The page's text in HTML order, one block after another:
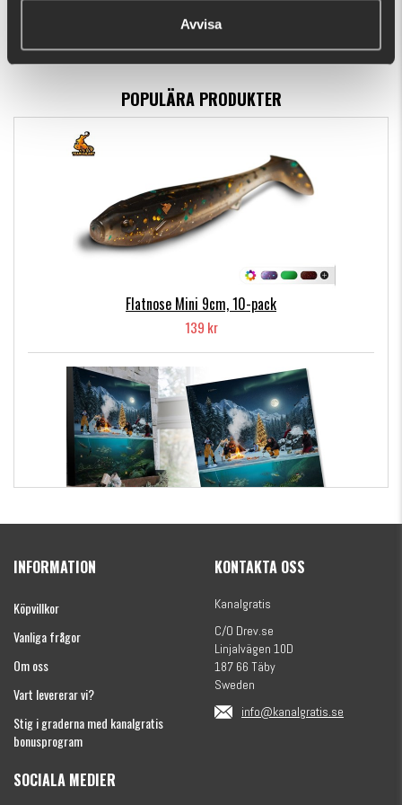
Avvisa
POPULÄRA PRODUKTER
Flatnose Mini 9cm, 10-pack
139 kr
(julkalender)
INFORMATION
Köpvillkor
Vanliga frågor
Om oss
Vart levererar vi?
Stig i graderna med kanalgratis
bonusprogram
KONTAKTA OSS
Kanalgratis
C/O Drev.se
Linjalvägen 10D
187 66 Täby
Sweden
info@kanalgratis.se
SOCIALA MEDIER